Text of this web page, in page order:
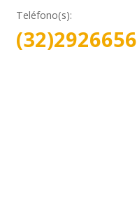
Teléfono(s):
(32)2926656